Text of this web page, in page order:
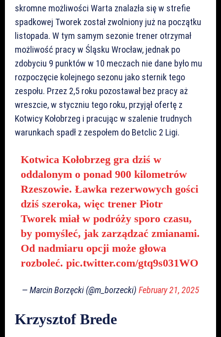
skromne możliwości Warta znalazła się w strefie
spadkowej Tworek został zwolniony już na początku
listopada. W tym samym sezonie trener otrzymał
możliwość pracy w Śląsku Wrocław, jednak po
zdobyciu 9 punktów w 10 meczach nie dane było mu
rozpoczęcie kolejnego sezonu jako sternik tego
zespołu. Przez 2,5 roku pozostawał bez pracy aż
wreszcie, w styczniu tego roku, przyjął ofertę z
Kotwicy Kołobrzeg i pracując w szalenie trudnych
warunkach spadł z zespołem do Betclic 2 Ligi.
Kotwica Kołobrzeg gra dziś w
oddalonym o ponad 900 kilometrów
Rzeszowie. Ławka rezerwowych gości
dziś szeroka, więc trener Piotr
Tworek miał w podróży sporo czasu,
by pomyśleć, jak zarządzać zmianami.
Od nadmiaru opcji może głowa
rozboleć. pic.twitter.com/gtq9s031WO
— Marcin Borzęcki (@m_borzecki) February 21, 2025
Krzysztof Brede